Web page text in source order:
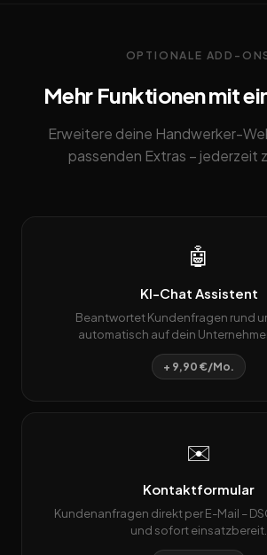
OPTIONALE ADD-
Mehr Funktionen mit
Erweitere deine Handwerker-
passenden Extras – jederzeit
🤖
KI-Chat Assistent
Beantwortet Kundenfragen rund
automatisch auf dein
+ 9,90 €/Mo.
✉️
Kontaktformular
Kundenanfragen direkt per E-Mail –
und sofort einsatzbereit.